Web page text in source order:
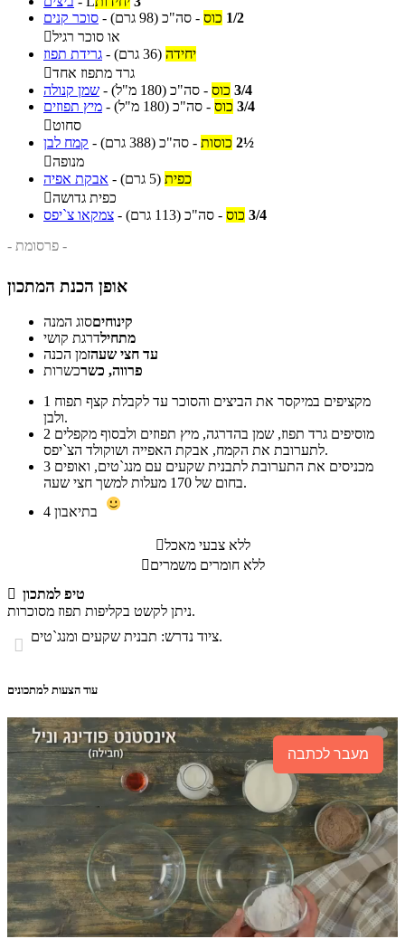
סוכר קנים - 1/2 כוס - סה"כ (98 גרם)
או סוכר רגיל
גרידת תפוז - יחידה (36 גרם)
גרד מתפוז אחד
שמן קנולה - 3/4 כוס - סה"כ (180 מ"ל)
מיץ תפוזים - 3/4 כוס - סה"כ (180 מ"ל)
סחוט
קמח לבן - 2½ כוסות - סה"כ (388 גרם)
מנופה
אבקת אפיה - כפית (5 גרם)
כפית גדושה
צמקאו צ`יפס - 3/4 כוס - סה"כ (113 גרם)
- פרסומת -
אופן הכנת המתכון
קינוחיםסוג המנה
מתחילדרגת קושי
עד חצי שעהזמן הכנה
פרווה, כשרכשרות
1
ולבן.
2
לתערובת את הקמח, אבקת האפייה ושוקולד הצ`יפס.
3
בחום של 170 מעלות למשך חצי שעה.
4
ללא צבעי מאכל
ללא חומרים משמרים
 טיפ למתכון
ניתן לקשט בקליפות תפוז מסוכרות.
 ציוד נדרש: תבנית שקעים ומנג`טים.
עוד הצעות למתכונים
מעבר לכתבה